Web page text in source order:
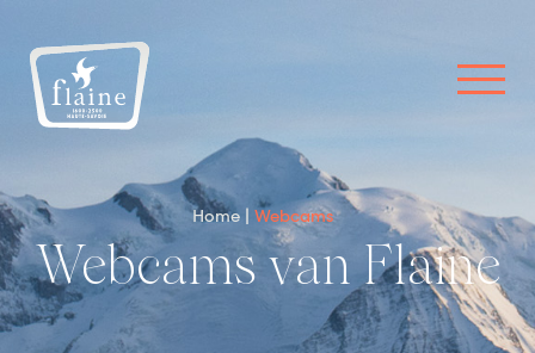
Home Webcams
Webcams van Flaine